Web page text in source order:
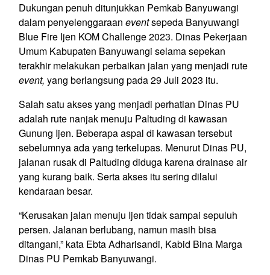
Dukungan penuh ditunjukkan Pemkab Banyuwangi
dalam penyelenggaraan eventsepeda Banyuwangi
Blue Fire Ijen KOM Challenge 2023. Dinas Pekerjaan
Umum Kabupaten Banyuwangi selama sepekan
terakhir melakukan perbaikan jalan yang menjadi rute
event, yang berlangsung pada 29 Juli 2023 itu.
Salah satu akses yang menjadi perhatian Dinas PU
adalah rute nanjak menuju Paltuding di kawasan
Gunung Ijen. Beberapa aspal di kawasan tersebut
sebelumnya ada yang terkelupas. Menurut Dinas PU,
jalanan rusak di Paltuding diduga karena drainase air
yang kurang baik. Serta akses itu sering dilalui
kendaraan besar.
“Kerusakan jalan menuju Ijen tidak sampai sepuluh
persen. Jalanan berlubang, namun masih bisa
ditangani,” kata Ebta Adharisandi, Kabid Bina Marga
Dinas PU Pemkab Banyuwangi.